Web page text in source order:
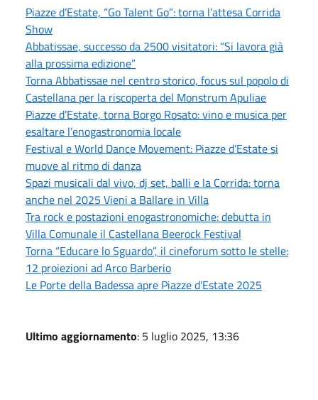
Piazze d’Estate, “Go Talent Go”: torna l’attesa Corrida
Show
Abbatissae, successo da 2500 visitatori: “Si lavora già
alla prossima edizione”
Torna Abbatissae nel centro storico, focus sul popolo di
Castellana per la riscoperta del Monstrum Apuliae
Piazze d’Estate, torna Borgo Rosato: vino e musica per
esaltare l’enogastronomia locale
Festival e World Dance Movement: Piazze d’Estate si
muove al ritmo di danza
Spazi musicali dal vivo, dj set, balli e la Corrida: torna
anche nel 2025 Vieni a Ballare in Villa
Tra rock e postazioni enogastronomiche: debutta in
Villa Comunale il Castellana Beerock Festival
Torna “Educare lo Sguardo”, il cineforum sotto le stelle:
12 proiezioni ad Arco Barberio
Le Porte della Badessa apre Piazze d’Estate 2025
Ultimo aggiornamento: 5 luglio 2025, 13:36